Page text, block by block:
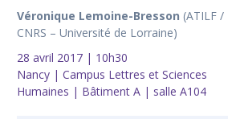
Véronique Lemoine-Bresson (ATILF /
CNRS – Université de Lorraine)
28 avril 2017 | 10h30
Nancy | Campus Lettres et Sciences
Humaines | Bâtiment A | salle A104